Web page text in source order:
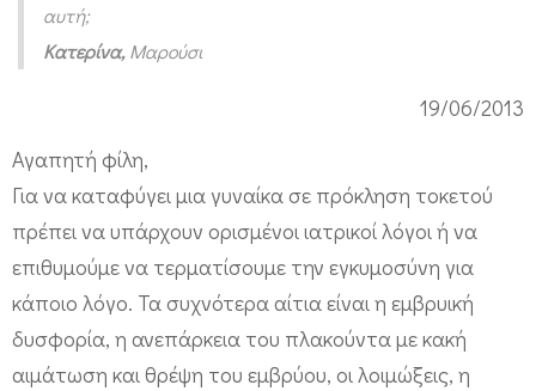
ρ
ί
ν
α
π
ρ
ο
κ
αυτή;
Κατερίνα,Μαρούσι
19/06/2013
Αγαπητή φίλη,
Για να καταφύγει μια γυναίκα σε πρόκληση τοκετού
πρέπει να υπάρχουν ορισμένοι ιατρικοί λόγοι ή να
επιθυμούμε να τερματίσουμε την εγκυμοσύνη για
κάποιο λόγο. Τα συχνότερα αίτια είναι η εμβρυική
δυσφορία, η ανεπάρκεια του πλακούντα με κακή
αιμάτωση και θρέψη του εμβρύου, οι λοιμώξεις, η